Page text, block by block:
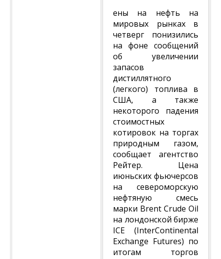
ены на нефть на
мировых рынках в
четверг понизились
на фоне сообщений
об увеличении
запасов
дистиллятного
(легкого) топлива в
США, а также
некоторого падения
стоимостных
котировок на торгах
природным газом,
сообщает агентство
Рейтер. Цена
июньских фьючерсов
на североморскую
нефтяную смесь
марки Brent Crude Oil
на лондонской бирже
IСE (InterContinental
Exchange Futures) по
итогам торгов